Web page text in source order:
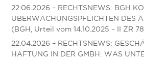
22.06.2026 – RECHTSNEWS: BGH
ÜBERWACHUNGSPFLICHTEN DES
(BGH, Urteil vom 14.10.2025 – II ZR
22.04.2026 – RECHTSNEWS:
HAFTUNG IN DER GMBH: WAS